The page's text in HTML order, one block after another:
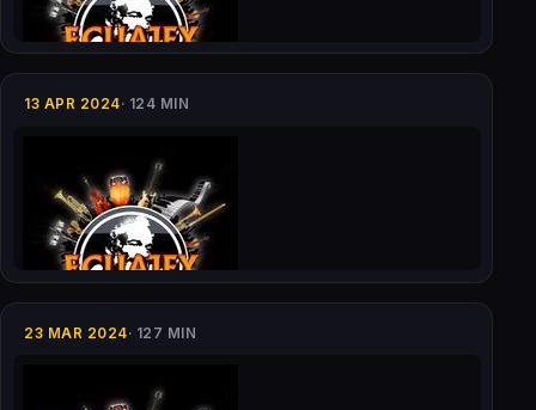
13 APR 2024· 124 MIN
23 MAR 2024· 127 MIN